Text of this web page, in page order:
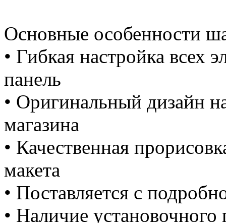
Основные особенности
• Гибкая настройка всех
панель
• Оригинальный дизайн
магазина
• Качественная
макета
• Поставляется с
• Наличие установочного